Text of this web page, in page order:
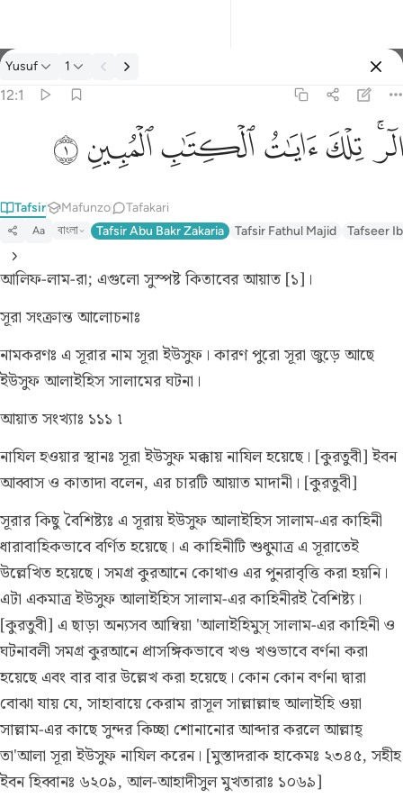
Tafsir: Yusuf 12:1
Yusuf 1
12:1
الر تلك ايات الكتاب المبين ١
الٓر ۚ تِلْكَ ءَايَـٰتُ ٱلْكِتَـٰبِ ٱلْمُبِينِ ١
ﲒﲓﲔﲕﲖﲗﲘ
Tafsir Mafunzo Tafakari
Aa বাংলা Tafsir Abu Bakr Zakaria Tafsir Fathul Majid Tafseer
আলিফ-লাম-রা; এগুলো সুস্পষ্ট কিতাবের আয়াত [১]।
সূরা সংক্রান্ত আলোচনাঃ
নামকরণঃ এ সূরার নাম সূরা ইউসুফ। কারণ পুরো সূরা জুড়ে আছে
ইউসুফ আলাইহিস সালামের ঘটনা।
আয়াত সংখ্যাঃ ১১১ ৷
নাযিল হওয়ার স্থানঃসূরা ইউসুফ মক্কায় নাযিল হয়েছে। [কুরতুবী] ইবন
আব্বাস ও কাতাদা বলেন, এর চারটি আয়াত মাদানী। [কুরতুবী]
সূরার কিছু বৈশিষ্ট্যঃ এ সূরায় ইউসুফ আলাইহিস সালাম-এর কাহিনী
ধারাবাহিকভাবে বর্ণিত হয়েছে। এ কাহিনীটি শুধুমাত্র এ সূরাতেই
উল্লেখিত হয়েছে। সমগ্র কুরআনে কোথাও এর পুনরাবৃত্তি করা হয়নি।
এটা একমাত্র ইউসুফ আলাইহিস সালাম-এর কাহিনীরই বৈশিষ্ট্য।
[কুরতুবী] এ ছাড়া অন্যসব আম্বিয়া 'আলাইহিমুস্ সালাম-এর কাহিনী ও
ঘটনাবলী সমগ্র কুরআনে প্রাসঙ্গিকভাবে খণ্ড খণ্ডভাবে বর্ণনা করা
হয়েছে এবং বার বার উল্লেখ করা হয়েছে। কোন কোন বর্ণনা দ্বারা
বোঝা যায় যে, সাহাবায়ে কেরাম রাসূল সাল্লাল্লাহু আলাইহি ওয়া
সাল্লাম-এর কাছে সুন্দর কিচ্ছা শোনানোর আব্দার করলে আল্লাহ্
তা'আলা সূরা ইউসুফ নাযিল করেন। [মুস্তাদরাক হাকেমঃ ২৩৪৫, সহীহ
ইবন হিব্বানঃ ৬২০৯, আল-আহাদীসুল মুখতারাঃ ১০৬৯]